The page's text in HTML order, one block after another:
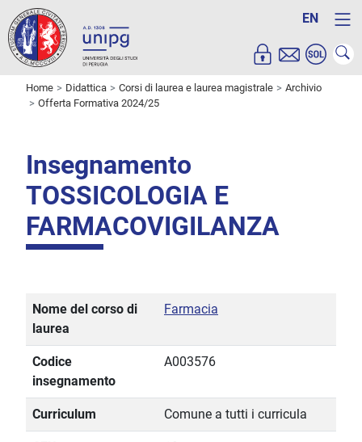
EN
Home Didattica Corsi di laurea e laurea magistrale
Archivio
Offerta Formativa 2024/25
Insegnamento
TOSSICOLOGIA E
FARMACOVIGILANZA
Nome del corso di
laurea
Farmacia
Codice
insegnamento
A003576
Curriculum Comune a tutti i curricula